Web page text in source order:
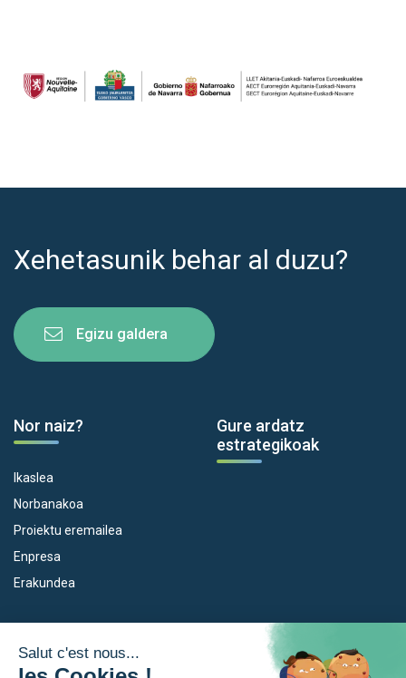
Xehetasunik behar al duzu?
Egizu galdera
Nor naiz?
Ikaslea
Norbanakoa
Proiektu eremailea
Enpresa
Erakundea
Gure ardatz
estrategikoak
Euroeskualdea